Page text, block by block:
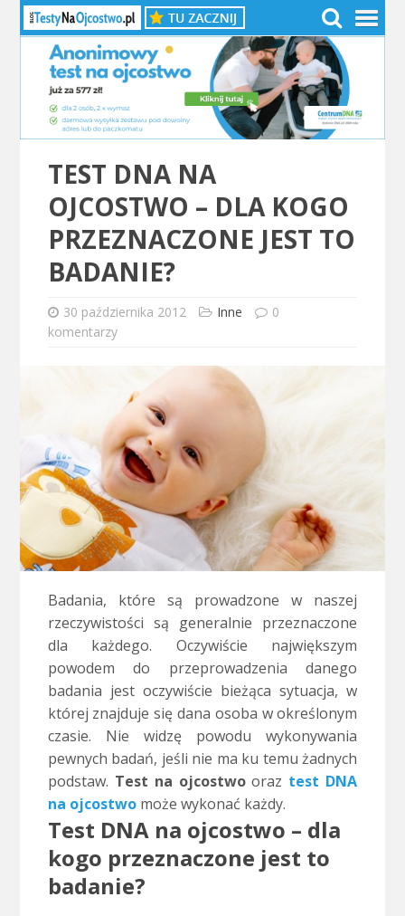
TEST DNA NA
OJCOSTWO – DLA KOGO
PRZEZNACZONE JEST TO
BADANIE?
30 października 2012 Inne
0
komentarzy
Badania, które są prowadzone w naszej
rzeczywistości są generalnie przeznaczone
dla każdego. Oczywiście największym
powodem do przeprowadzenia danego
badania jest oczywiście bieżąca sytuacja, w
której znajduje się dana osoba w określonym
czasie. Nie widzę powodu wykonywania
pewnych badań, jeśli nie ma ku temu żadnych
podstaw. Test na ojcostwooraz test DNA
na ojcostwomoże wykonać każdy.
Test DNA na ojcostwo – dla
kogo przeznaczone jest to
badanie?